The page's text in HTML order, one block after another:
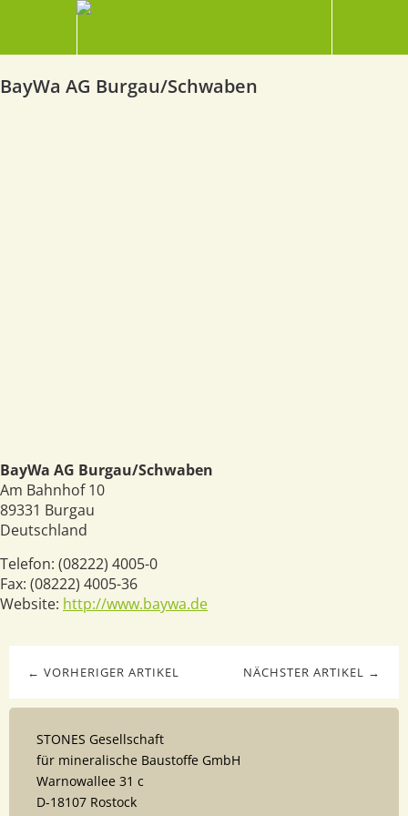
BayWa AG Burgau/Schwaben
BayWa AG Burgau/Schwaben
Am Bahnhof 10
89331 Burgau
Deutschland
Telefon: (08222) 4005-0
Fax: (08222) 4005-36
Website: http://www.baywa.de
NÄCHSTER ARTIKEL →
← VORHERIGER ARTIKEL
STONES Gesellschaft
für mineralische Baustoffe GmbH
Warnowallee 31 c
D-18107 Rostock